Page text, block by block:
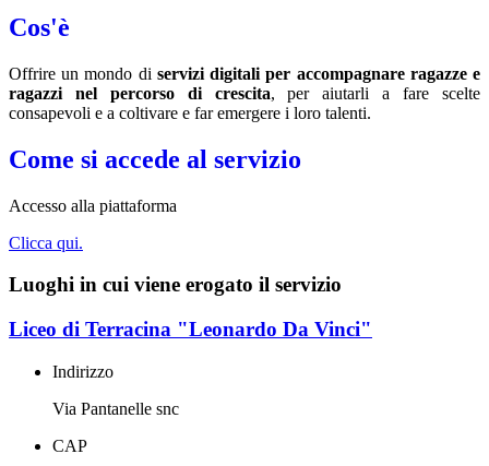
Cos'è
Offrire un mondo di servizi digitali per accompagnare ragazze e
ragazzi nel percorso di crescita, per aiutarli a fare scelte
consapevoli e a coltivare e far emergere i loro talenti.
Come si accede al servizio
Accesso alla piattaforma
Clicca qui.
Luoghi in cui viene erogato il servizio
Liceo di Terracina "Leonardo Da Vinci"
Indirizzo
Via Pantanelle snc
CAP